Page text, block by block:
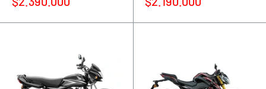
venta
venta